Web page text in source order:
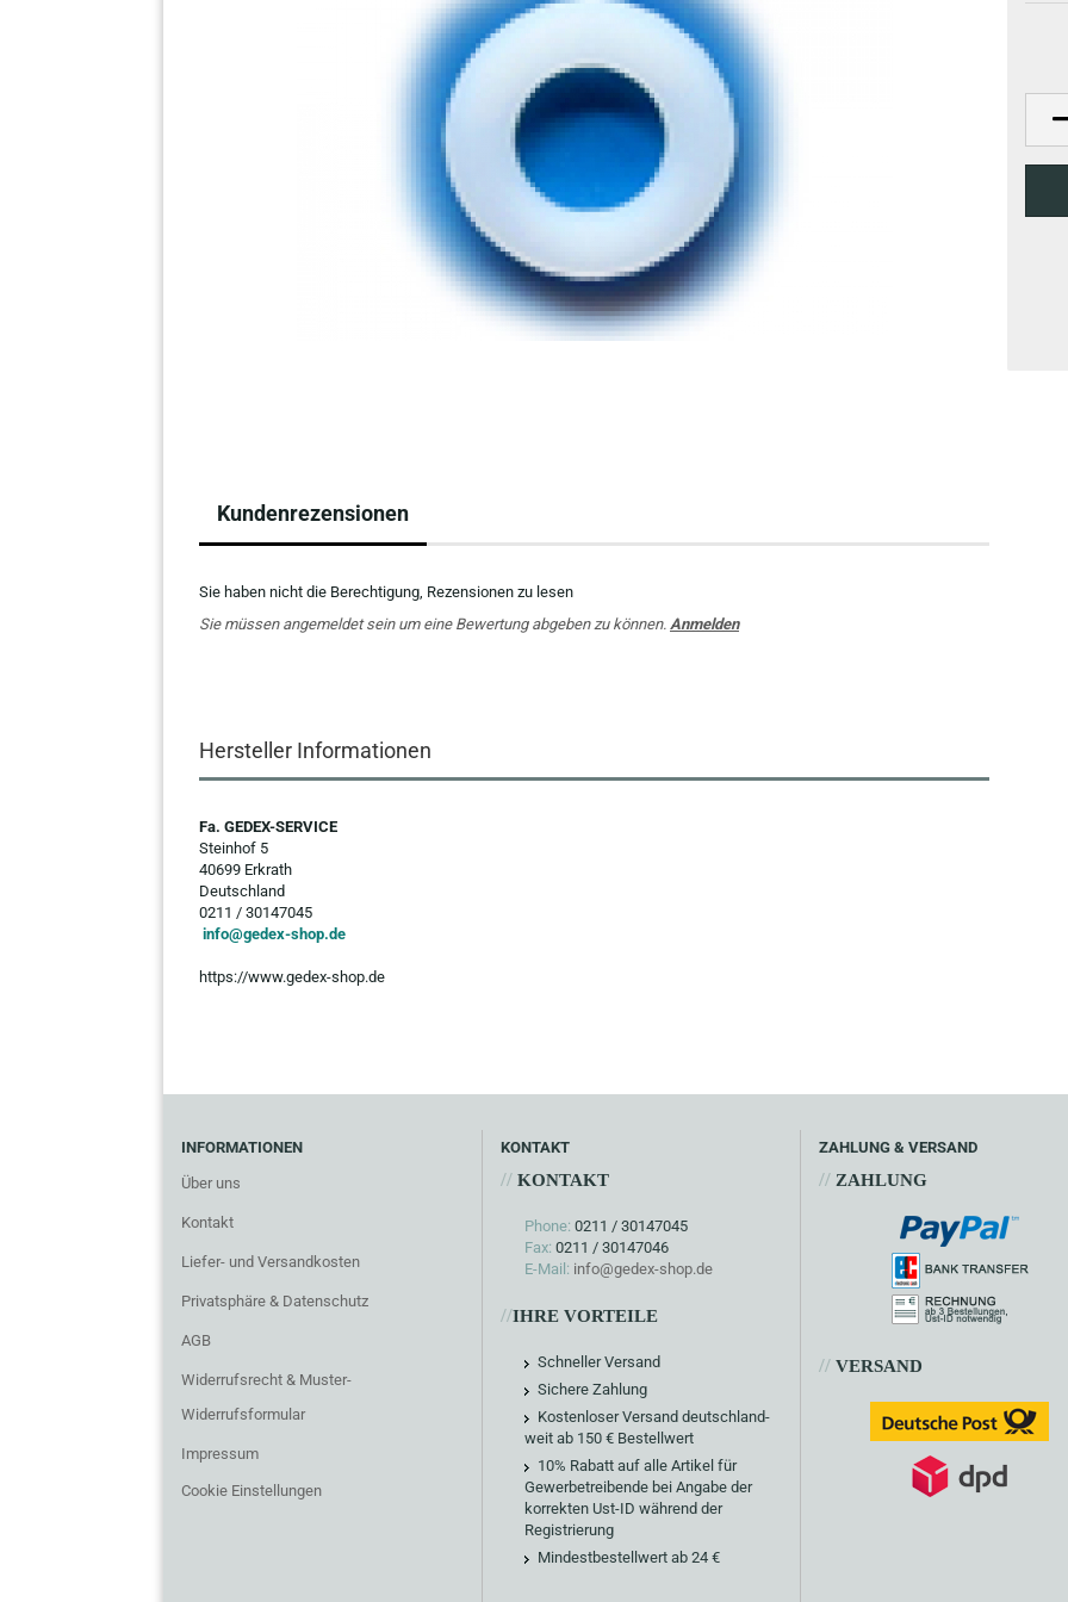
Kundenrezensionen
Sie haben nicht die Berechtigung, Rezensionen zu lesen
Sie müssen angemeldet sein um eine Bewertung abgeben zu können. Anmelden
Hersteller Informationen
Fa. GEDEX-SERVICE
Steinhof 5
40699 Erkrath
Deutschland
0211 / 30147045
info@gedex-shop.de
https://www.gedex-shop.de
INFORMATIONEN
Über uns
Kontakt
Liefer- und Versandkosten
Privatsphäre & Datenschutz
AGB
Widerrufsrecht & Muster-
Widerrufsformular
Impressum
Cookie Einstellungen
KONTAKT
//KONTAKT
Phone: 0211 / 30147045
Fax: 0211 / 30147046
E-Mail: info@gedex-shop.de
//IHRE VORTEILE
Schneller Versand
Sichere Zahlung
Kostenloser Versand deutschland-
weit ab 150 € Bestellwert
10% Rabatt auf alle Artikel für
Gewerbetreibende bei Angabe der
korrekten Ust-ID während der
Registrierung
Mindestbestellwert ab 24 €
ZAHLUNG & VERSAND
// ZAHLUNG
// VERSAND